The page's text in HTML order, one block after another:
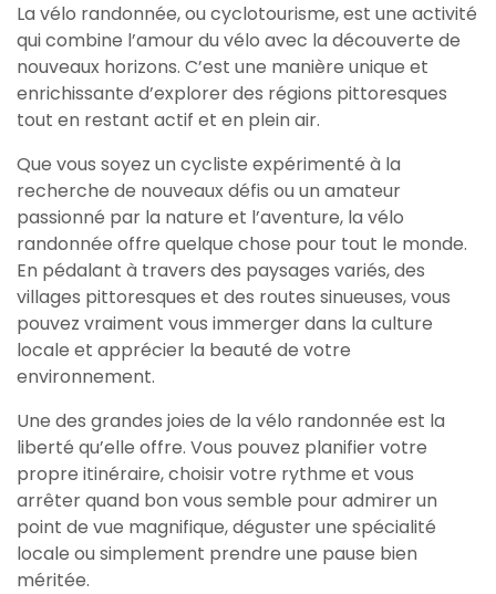
La vélo randonnée, ou cyclotourisme, est une activité
qui combine l’amour du vélo avec la découverte de
nouveaux horizons. C’est une manière unique et
enrichissante d’explorer des régions pittoresques
tout en restant actif et en plein air.
Que vous soyez un cycliste expérimenté à la
recherche de nouveaux défis ou un amateur
passionné par la nature et l’aventure, la vélo
randonnée offre quelque chose pour tout le monde.
En pédalant à travers des paysages variés, des
villages pittoresques et des routes sinueuses, vous
pouvez vraiment vous immerger dans la culture
locale et apprécier la beauté de votre
environnement.
Une des grandes joies de la vélo randonnée est la
liberté qu’elle offre. Vous pouvez planifier votre
propre itinéraire, choisir votre rythme et vous
arrêter quand bon vous semble pour admirer un
point de vue magnifique, déguster une spécialité
locale ou simplement prendre une pause bien
méritée.